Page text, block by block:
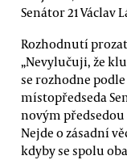
Senátor 21 Václav
Rozhodnutí
„Nevylučuji, že
se rozhodne
místopředseda
novým
Nejde o zásadní
kdyby se spolu